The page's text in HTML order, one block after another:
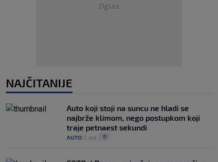
Oglas
NAJČITANIJE
Auto koji stoji na suncu ne hladi se
najbrže klimom, nego postupkom koji
traje petnaest sekundi
AUTO 7. kol. 0